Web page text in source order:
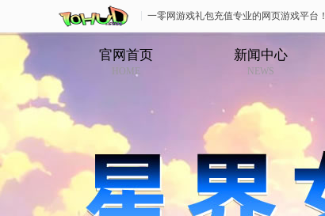
一零网游戏礼包充值专业的网页游戏平台！
官网首页
HOME
新闻中心
NEWS